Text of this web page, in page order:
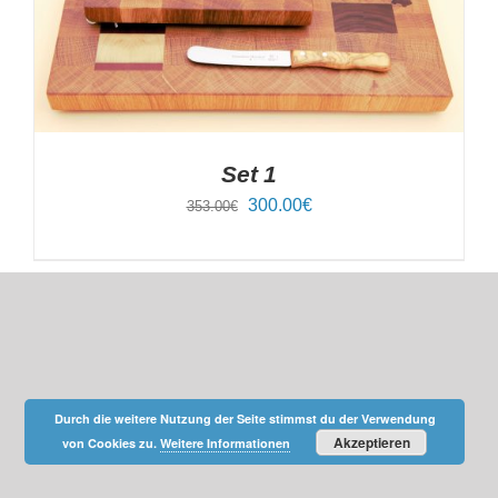
Set 1
353.00€
Ursprünglicher
300.00€Aktueller
Durch die weitere Nutzung der Seite stimmst du der Verwendung
von Cookies zu.Weitere Informationen Akzeptieren